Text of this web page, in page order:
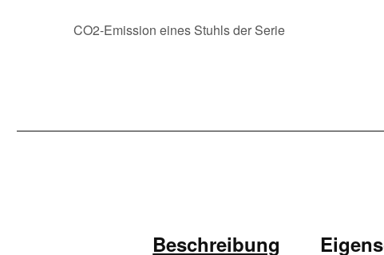
CO2-Emission eines Stuhls der Serie
Beschreibung